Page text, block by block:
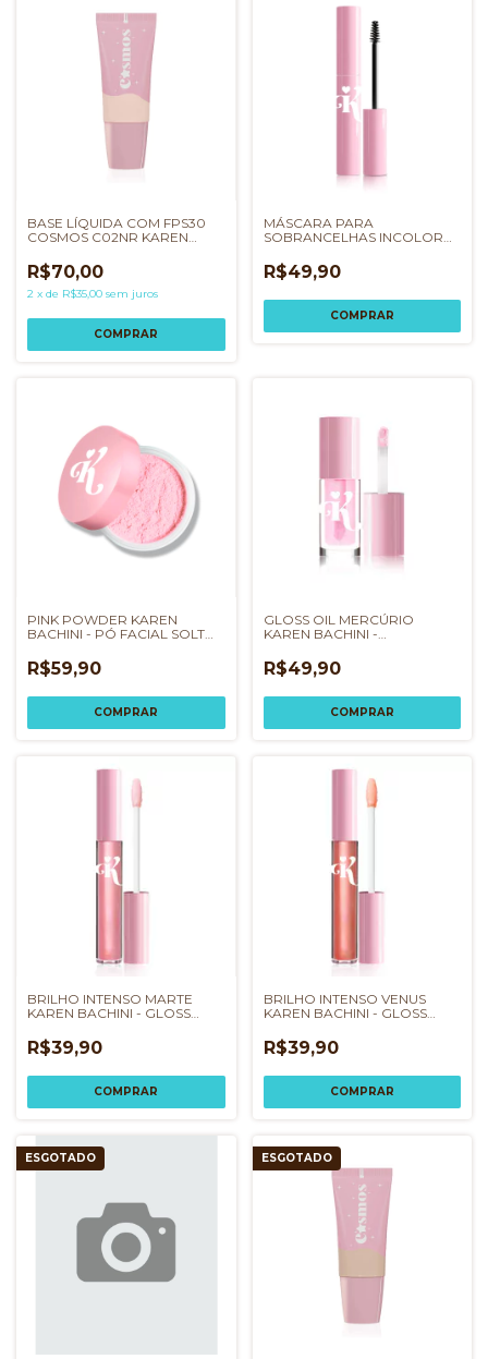
BASE LÍQUIDA COM FPS30
COSMOS C02NR KAREN
R$70,00
2 x de R$35,00 sem juros
MÁSCARA PARA
SOBRANCELHAS INCOLOR
R$49,90
PINK POWDER KAREN
BACHINI - PÓ FACIAL SOLTO
R$59,90
COMPRAR
GLOSS OIL MERCÚRIO
KAREN BACHINI -
R$49,90
COMPRAR
BRILHO INTENSO MARTE
KAREN BACHINI - GLOSS
R$39,90
COMPRAR
BRILHO INTENSO VENUS
KAREN BACHINI - GLOSS
R$39,90
COMPRAR
ESGOTADO ESGOTADO